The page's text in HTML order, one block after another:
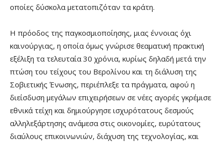
οποίες δύσκολα μετατοπιζόταν τα κράτη.
Η πρόοδος της παγκοσμιοποίησης, μιας έννοιας όχι
καινούργιας, η οποία όμως γνώρισε θεαματική πρακτική
εξέλιξη τα τελευταία 30 χρόνια, κυρίως δηλαδή μετά την
πτώση του τείχους του Βερολίνου και τη διάλυση της
Σοβιετικής Ένωσης, περιέπλεξε τα πράγματα, αφού η
διείσδυση μεγάλων επιχειρήσεων σε νέες αγορές γκρέμισε
εθνικά τείχη και δημιούργησε ισχυρότατους δεσμούς
αλληλεξάρτησης ανάμεσα στις οικονομίες, ευρύτατους
διαύλους επικοινωνιών, διάχυση της τεχνολογίας, και